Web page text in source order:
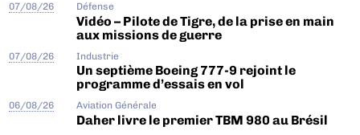
07/08/26 Défense
Vidéo – Pilote de Tigre, de la prise en main
aux missions de guerre
07/08/26 Industrie
Un septième Boeing 777-9 rejoint le
programme d’essais en vol
06/08/26 Aviation Générale
Daher livre le premier TBM 980 au Brésil